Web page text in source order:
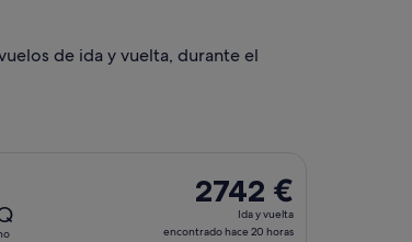
de ida y vuelta, durante el
2742 €
Ida
y
2742 €
Ida y vuelta
encontrado hace 20 horas